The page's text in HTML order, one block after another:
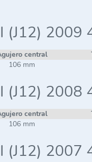
(J12) 2009
central
106 mm
(J12) 2008
central
106 mm
(J12) 2007